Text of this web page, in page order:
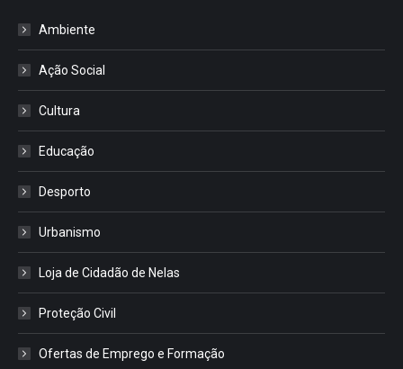
Ambiente
Ação Social
Cultura
Educação
Desporto
Urbanismo
Loja de Cidadão de Nelas
Proteção Civil
Ofertas de Emprego e Formação